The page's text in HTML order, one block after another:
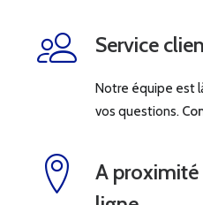
Service
Notre équipe est
vos questions.
A proximité